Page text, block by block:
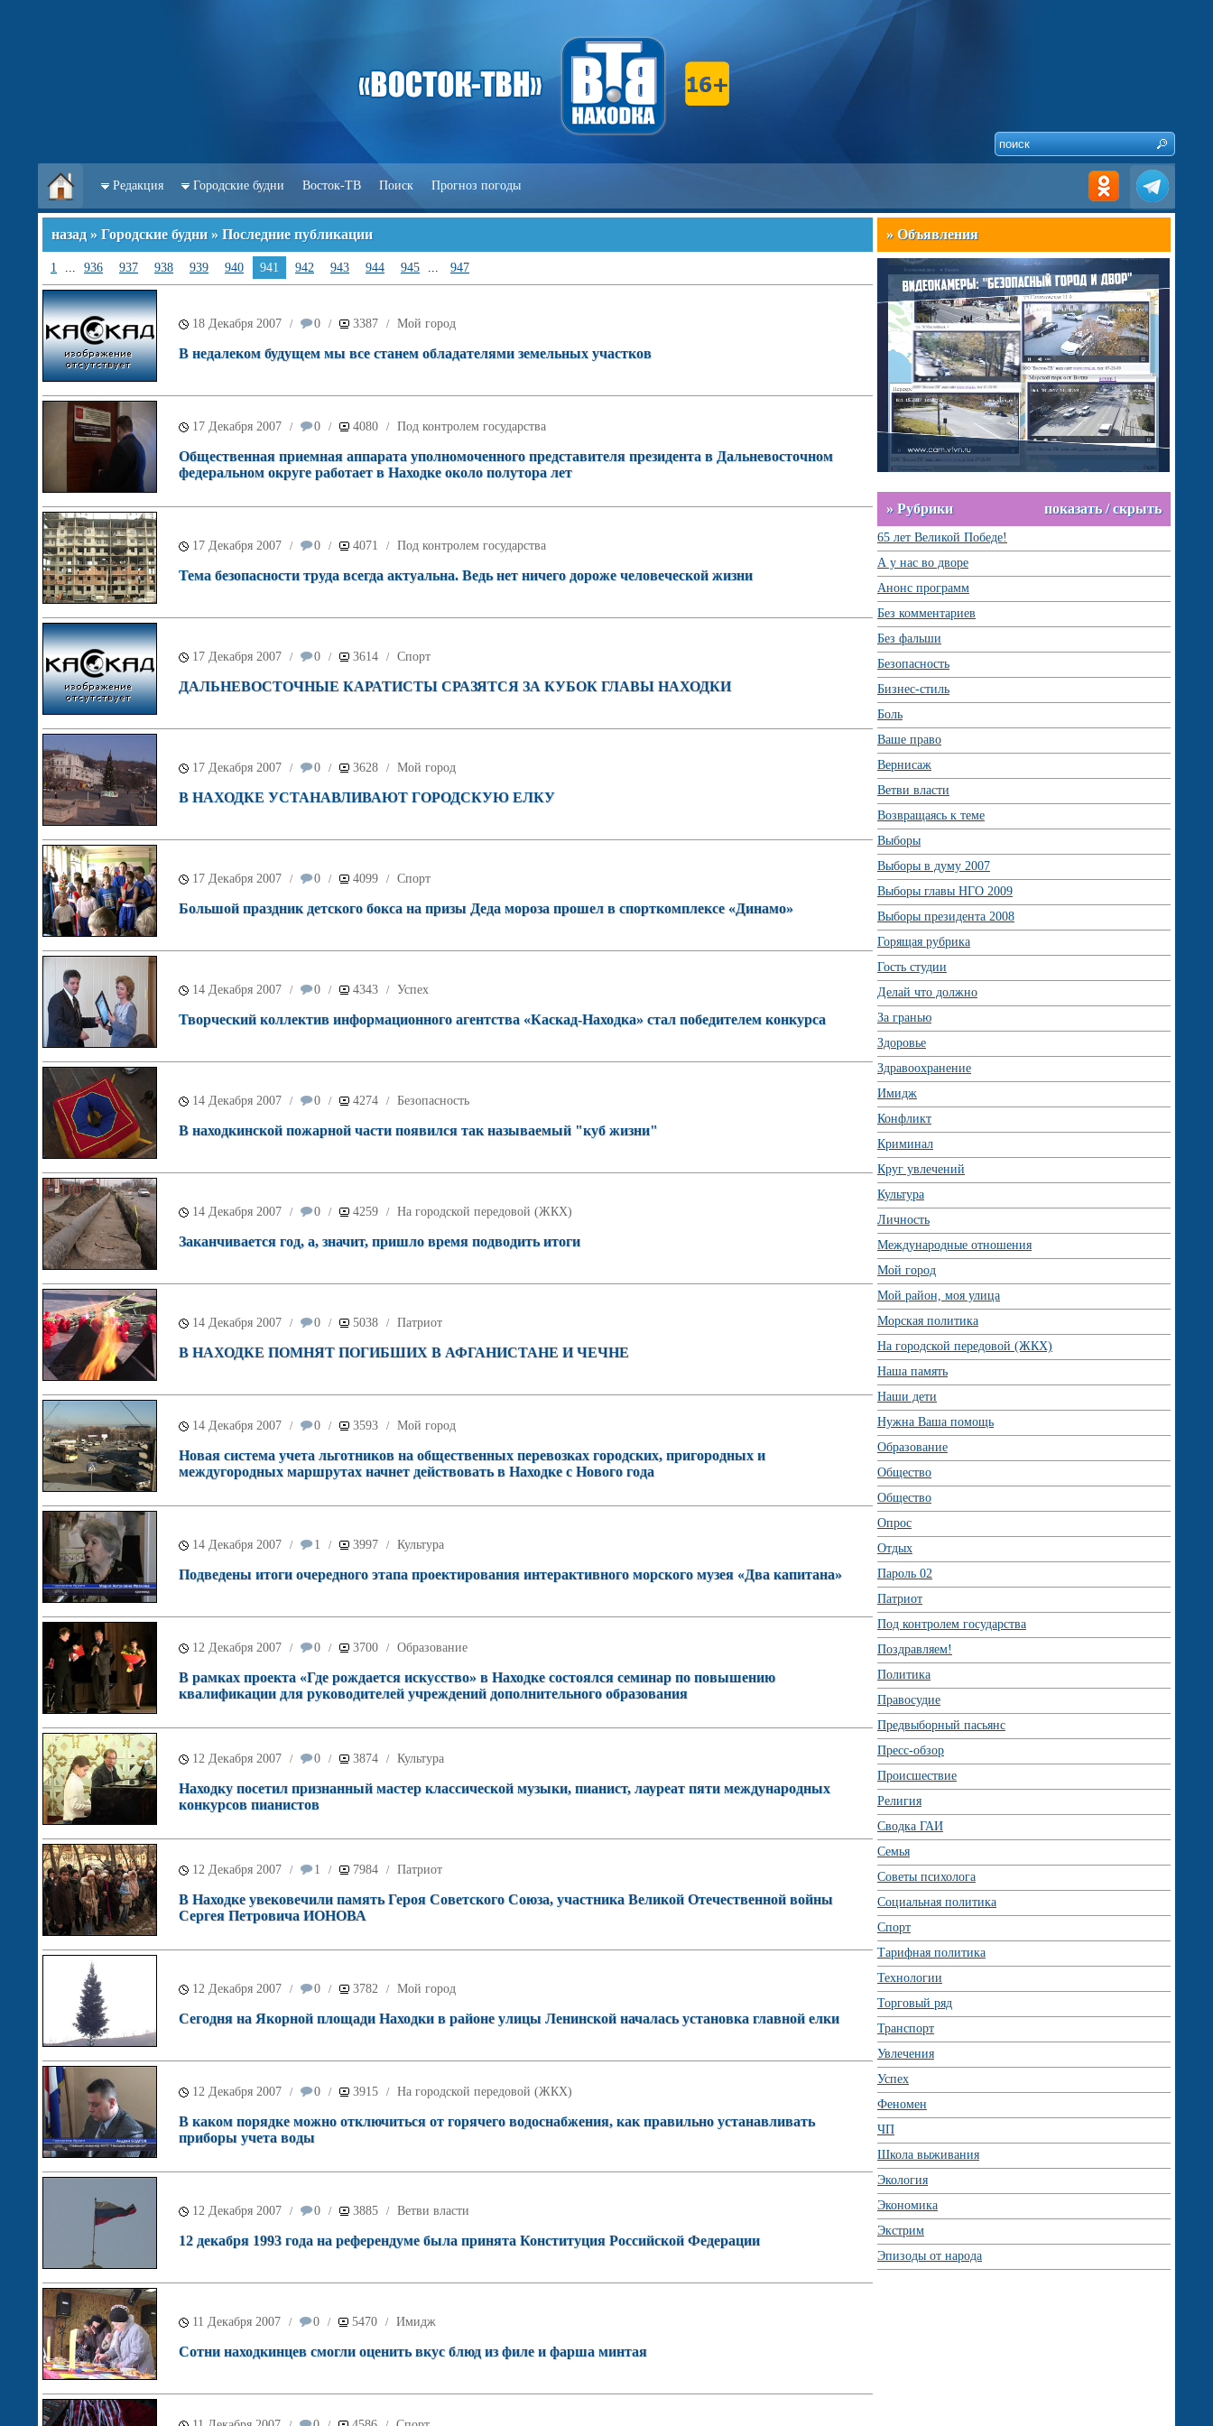
Редакция Городские будни Восток-ТВ Поиск Прогноз погоды
назад » Городские будни » Последние публикации
1 ... 936 937 938 939 940 941 942 943 944 945 ... 947
18 Декабря 2007 / 0 / 3387 / Мой город
В недалеком будущем мы все станем обладателями земельных участков
17 Декабря 2007 / 0 / 4080 / Под контролем государства
Общественная приемная аппарата уполномоченного представителя президента в Дальневосточном
федеральном округе работает в Находке около полутора лет
17 Декабря 2007 / 0 / 4071 / Под контролем государства
Тема безопасности труда всегда актуальна. Ведь нет ничего дороже человеческой жизни
17 Декабря 2007 / 0 / 3614 / Спорт
ДАЛЬНЕВОСТОЧНЫЕ КАРАТИСТЫ СРАЗЯТСЯ ЗА КУБОК ГЛАВЫ НАХОДКИ
17 Декабря 2007 / 0 / 3628 / Мой город
В НАХОДКЕ УСТАНАВЛИВАЮТ ГОРОДСКУЮ ЕЛКУ
17 Декабря 2007 / 0 / 4099 / Спорт
Большой праздник детского бокса на призы Деда мороза прошел в спорткомплексе «Динамо»
14 Декабря 2007 / 0 / 4343 / Успех
Творческий коллектив информационного агентства «Каскад-Находка» стал победителем конкурса
14 Декабря 2007 / 0 / 4274 / Безопасность
В находкинской пожарной части появился так называемый "куб жизни"
14 Декабря 2007 / 0 / 4259 / На городской передовой (ЖКХ)
Заканчивается год, а, значит, пришло время подводить итоги
14 Декабря 2007 / 0 / 5038 / Патриот
В НАХОДКЕ ПОМНЯТ ПОГИБШИХ В АФГАНИСТАНЕ И ЧЕЧНЕ
14 Декабря 2007 / 0 / 3593 / Мой город
Новая система учета льготников на общественных перевозках городских, пригородных и
междугородных маршрутах начнет действовать в Находке с Нового года
14 Декабря 2007 / 1 / 3997 / Культура
Подведены итоги очередного этапа проектирования интерактивного морского музея «Два капитана»
12 Декабря 2007 / 0 / 3700 / Образование
В рамках проекта «Где рождается искусство» в Находке состоялся семинар по повышению
квалификации для руководителей учреждений дополнительного образования
12 Декабря 2007 / 0 / 3874 / Культура
Находку посетил признанный мастер классической музыки, пианист, лауреат пяти международных
конкурсов пианистов
12 Декабря 2007 / 1 / 7984 / Патриот
В Находке увековечили память Героя Советского Союза, участника Великой Отечественной войны
Сергея Петровича ИОНОВА
12 Декабря 2007 / 0 / 3782 / Мой город
Сегодня на Якорной площади Находки в районе улицы Ленинской началась установка главной елки
12 Декабря 2007 / 0 / 3915 / На городской передовой (ЖКХ)
В каком порядке можно отключиться от горячего водоснабжения, как правильно устанавливать
приборы учета воды
12 Декабря 2007 / 0 / 3885 / Ветви власти
12 декабря 1993 года на референдуме была принята Конституция Российской Федерации
11 Декабря 2007 / 0 / 5470 / Имидж
Сотни находкинцев смогли оценить вкус блюд из филе и фарша минтая
» Объявления
» Рубрики показать / скрыть
65 лет Великой Победе!
А у нас во дворе
Анонс программ
Без комментариев
Без фальши
Безопасность
Бизнес-стиль
Боль
Ваше право
Вернисаж
Ветви власти
Возвращаясь к теме
Выборы
Выборы в думу 2007
Выборы главы НГО 2009
Выборы президента 2008
Горящая рубрика
Гость студии
Делай что должно
За гранью
Здоровье
Здравоохранение
Имидж
Конфликт
Криминал
Круг увлечений
Культура
Личность
Международные отношения
Мой город
Мой район, моя улица
Морская политика
На городской передовой (ЖКХ)
Наша память
Наши дети
Нужна Ваша помощь
Образование
Общество
Общество
Опрос
Отдых
Пароль 02
Патриот
Под контролем государства
Поздравляем!
Политика
Правосудие
Предвыборный пасьянс
Пресс-обзор
Происшествие
Религия
Сводка ГАИ
Семья
Советы психолога
Социальная политика
Спорт
Тарифная политика
Технологии
Торговый ряд
Транспорт
Увлечения
Успех
Феномен
ЧП
Школа выживания
Экология
Экономика
Экстрим
Эпизоды от народа